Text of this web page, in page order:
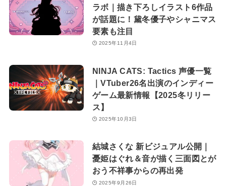
ラボ｜描き下ろしイラスト6作品
が話題に！黛冬優子やシャニマス
要素も注目
2025年11月4日
NINJA CATS: Tactics 声優一覧
｜VTuber26名出演のインディー
ゲーム最新情報【2025冬リリー
ス】
2025年10月3日
結城さくな 新ビジュアル公開｜
憂姫はぐれ＆音が描く三面図とが
おう不祥事からの再出発
2025年9月26日